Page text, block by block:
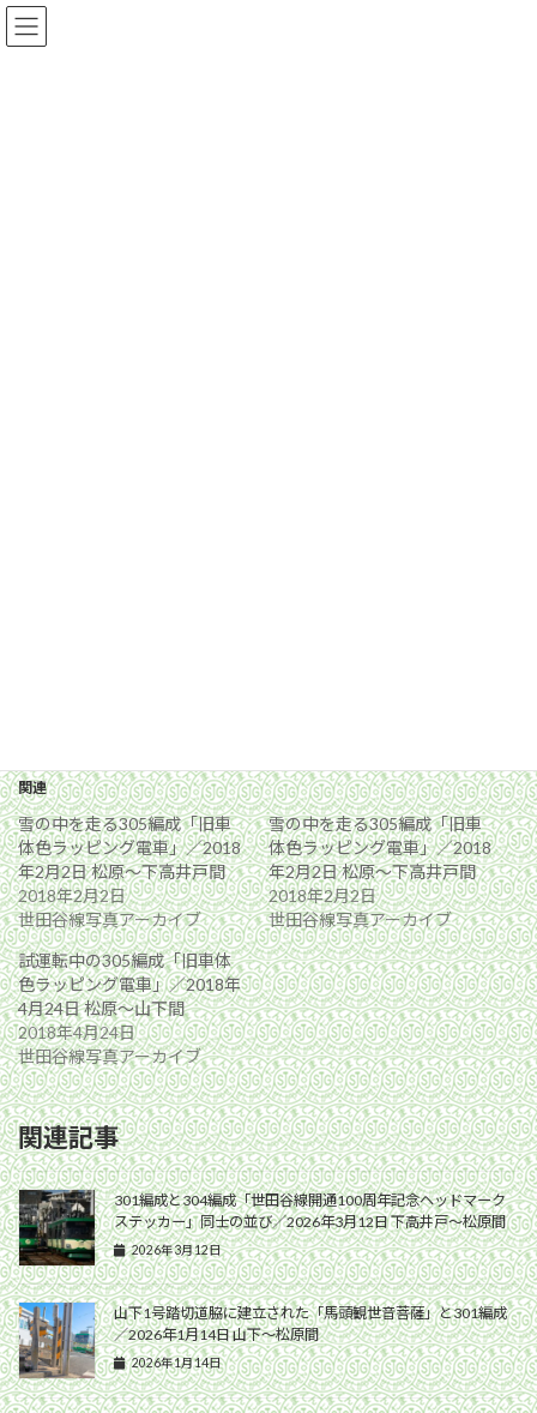
コ
ン
ナ
ビ
関連
雪の中を走る305編成「旧車
体色ラッピング電車」／2018
年2月2日 松原〜下高井戸間
2018年2月2日
世田谷線写真アーカイブ
雪の中を走る305編成「旧車
体色ラッピング電車」／2018
年2月2日 松原〜下高井戸間
2018年2月2日
世田谷線写真アーカイブ
試運転中の305編成「旧車体
色ラッピング電車」／2018年
4月24日 松原〜山下間
2018年4月24日
世田谷線写真アーカイブ
関連記事
301編成と304編成「世田谷線開通100周年記念ヘッドマーク
ステッカー」同士の並び／2026年3月12日 下高井戸〜松原間
2026年3月12日
山下1号踏切道脇に建立された「馬頭観世音菩薩」と301編成
／2026年1月14日 山下〜松原間
2026年1月14日